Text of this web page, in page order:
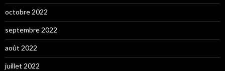
octobre 2022
septembre 2022
août 2022
juillet 2022